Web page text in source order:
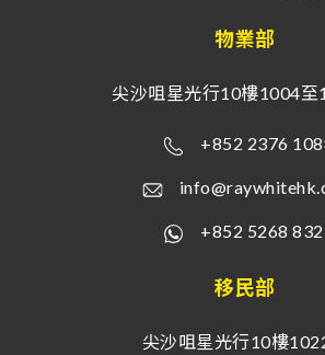
物業部
尖沙咀星光行10樓1004至
+852 2376
+852 5268
移民部
尖沙咀星光行10樓